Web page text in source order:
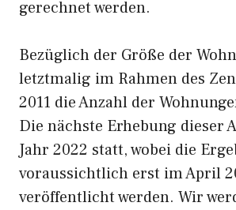
gerechnet werden.
Bezüglich der Größe der
letztmalig im Rahmen des
2011 die Anzahl der
Die nächste Erhebung dieser
Jahr 2022 statt, wobei die
voraussichtlich erst im April
veröffentlicht werden. Wir